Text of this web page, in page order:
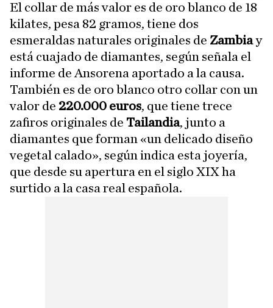
El collar de más valor es de oro blanco de 18
kilates, pesa 82 gramos, tiene dos
esmeraldas naturales originales de Zambiay
está cuajado de diamantes, según señala el
informe de Ansorena aportado a la causa.
También es de oro blanco otro collar con un
valor de 220.000 euros, que tiene trece
zafiros originales de Tailandia, junto a
diamantes que forman «un delicado diseño
vegetal calado», según indica esta joyería,
que desde su apertura en el siglo XIX ha
surtido a la casa real española.